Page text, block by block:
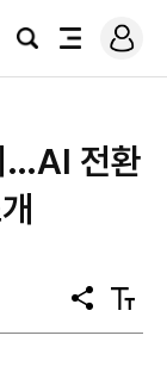
검
전
로
그
…AI 전환
공
유
텍
스